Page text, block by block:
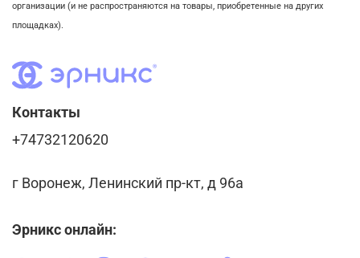
организации (и не распространяются на товары, приобретенные на других
площадках).
Контакты
+74732120620
г Воронеж, Ленинский пр-кт, д 96а
Эрникс онлайн: